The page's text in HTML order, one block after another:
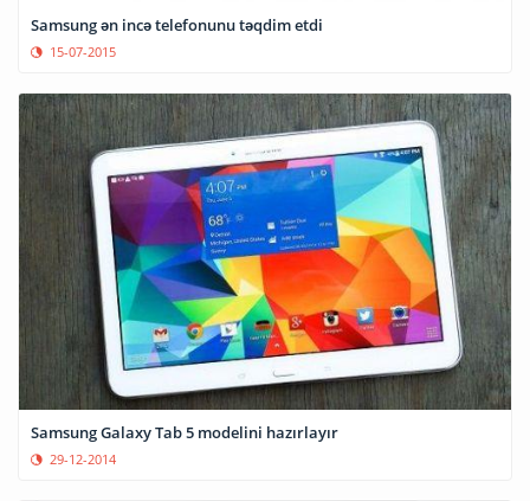
Samsung ən incə telefonunu təqdim etdi
15-07-2015
Samsung Galaxy Tab 5 modelini hazırlayır
29-12-2014